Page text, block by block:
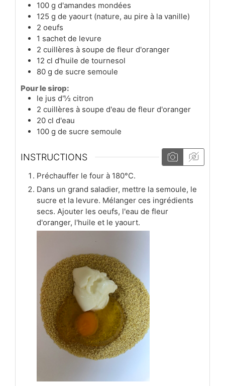
100 g d'amandes mondées
125 g de yaourt (nature, au pire à la vanille)
2 oeufs
1 sachet de levure
2 cuillères à soupe de fleur d'oranger
12 cl d'huile de tournesol
80 g de sucre semoule
Pour le sirop:
le jus d'½ citron
2 cuillères à soupe d'eau de fleur d'oranger
20 cl d'eau
100 g de sucre semoule
INSTRUCTIONS
Préchauffer le four à 180°C.
Dans un grand saladier, mettre la semoule, le
sucre et la levure. Mélanger ces ingrédients
secs. Ajouter les oeufs, l'eau de fleur
d'oranger, l'huile et le yaourt.